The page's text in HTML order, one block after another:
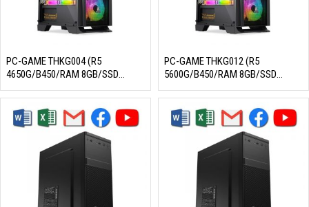
PC-GAME THKG004 (R5
4650G/B450/RAM 8GB/SSD
256GB/550W/DOS)
PC-GAME THKG012 (R5
5600G/B450/RAM 8GB/SSD
256GB/550W/DOS)